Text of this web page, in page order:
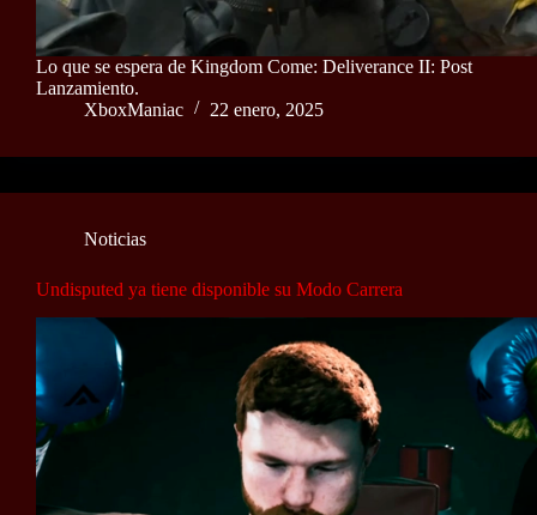
Lo que se espera de Kingdom Come: Deliverance II: Post
Lanzamiento.
XboxManiac
22 enero, 2025
Noticias
Undisputed ya tiene disponible su Modo Carrera